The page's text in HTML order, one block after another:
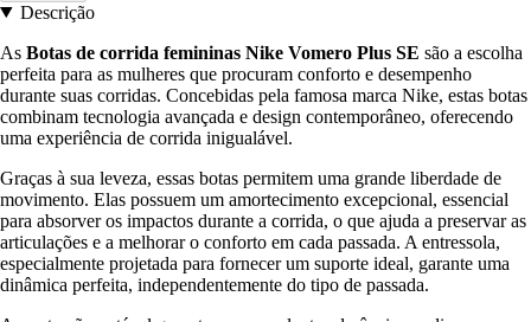
Descrição
As Botas de corrida femininas Nike Vomero Plus SE são a escolha
perfeita para as mulheres que procuram conforto e desempenho
durante suas corridas. Concebidas pela famosa marca Nike, estas botas
combinam tecnologia avançada e design contemporâneo, oferecendo
uma experiência de corrida inigualável.
Graças à sua leveza, essas botas permitem uma grande liberdade de
movimento. Elas possuem um amortecimento excepcional, essencial
para absorver os impactos durante a corrida, o que ajuda a preservar as
articulações e a melhorar o conforto em cada passada. A entressola,
especialmente projetada para fornecer um suporte ideal, garante uma
dinâmica perfeita, independentemente do tipo de passada.